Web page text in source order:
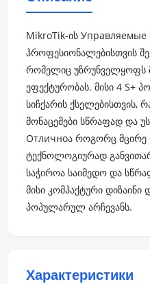
MikroTik-ის Управляемые
პროფესიონალებისთვის
რომელიც უზრუნველყოფს
ეფექტურობას. მისი 4 S+
სიჩქარის ქსელებისთვის,
მონაცემები სწრაფად და
Отличноა როგორც მცირე
ტექნოლოგიურად
საჭიროა საიმედო და
მისი კომპაქტური დიზაინი
პოპულარულ არჩევანს.
Характеристики